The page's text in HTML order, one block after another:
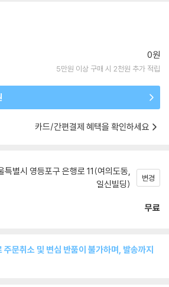
0원
5만원 이상 구매 시 2천원 추가 적립
카드/간편결제 혜택을 확인하세요
특별시 영등포구 은행로 11(여의도동,
일신빌딩)
변경
무료
문취소 및 변심 반품이 불가하며, 발송까지